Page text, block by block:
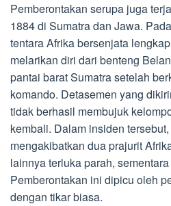
Pemberontakan serupa juga
1884 di Sumatra dan Jawa.
tentara Afrika bersenjata
melarikan diri dari benteng
pantai barat Sumatra setelah
komando. Detasemen yang
tidak berhasil membujuk
kembali. Dalam insiden
mengakibatkan dua prajurit
lainnya terluka parah,
Pemberontakan ini dipicu oleh
dengan tikar biasa.